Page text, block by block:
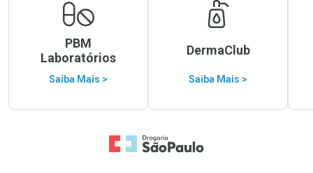
PBM
Laboratórios
Saiba Mais >
DermaClub
Saiba Mais >
Ir para a Home